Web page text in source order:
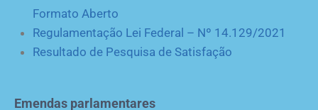
Formato Aberto
Regulamentação Lei Federal – Nº 14.129/2021
Resultado de Pesquisa de Satisfação
Emendas parlamentares